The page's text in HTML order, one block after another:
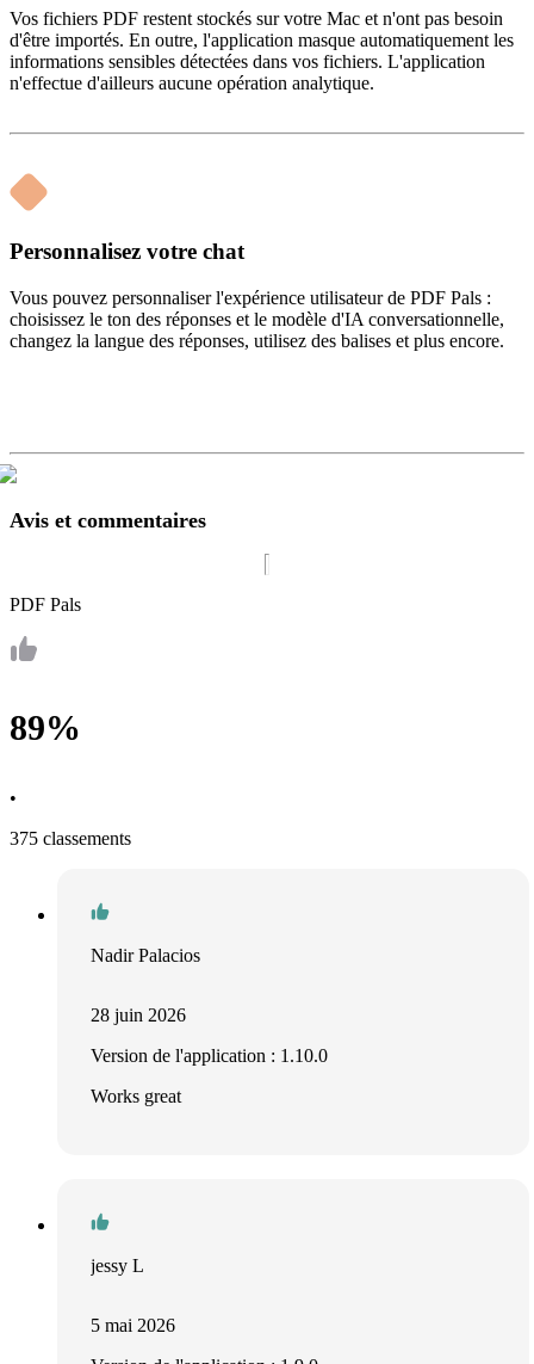
Vos fichiers PDF restent stockés sur votre Mac et n'ont pas besoin
d'être importés. En outre, l'application masque automatiquement les
informations sensibles détectées dans vos fichiers. L'application
n'effectue d'ailleurs aucune opération analytique.
Personnalisez votre chat
Vous pouvez personnaliser l'expérience utilisateur de PDF Pals :
choisissez le ton des réponses et le modèle d'IA conversationnelle,
changez la langue des réponses, utilisez des balises et plus encore.
Avis et commentaires
PDF Pals
89%
•
375 classements
Nadir Palacios
28 juin 2026
Version de l'application : 1.10.0
Works great
jessy L
5 mai 2026